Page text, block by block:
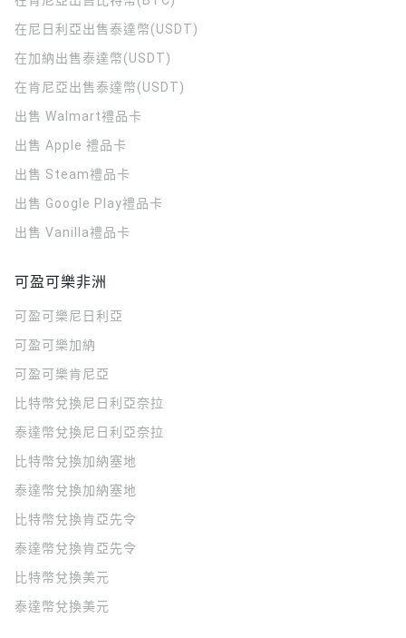
在尼日利亞出售泰達幣(USDT)
在加納出售泰達幣(USDT)
在肯尼亞出售泰達幣(USDT)
出售 Walmart禮品卡
出售 Apple 禮品卡
出售 Steam禮品卡
出售 Google Play禮品卡
出售 Vanilla禮品卡
可盈可樂非洲
可盈可樂 尼日利亞
可盈可樂加納
可盈可樂肯尼亞
比特幣兌換尼日利亞奈拉
泰達幣兌換尼日利亞奈拉
比特幣兌換加納塞地
泰達幣兌換加納塞地
比特幣兌換肯亞先令
泰達幣兌換肯亞先令
比特幣兌換美元
泰達幣兌換美元